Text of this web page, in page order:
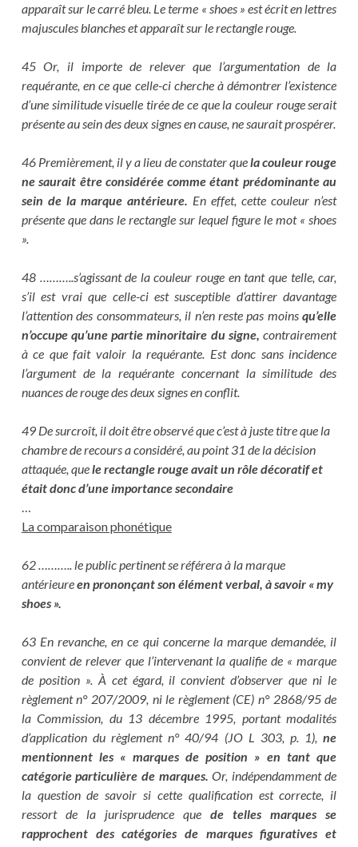
apparaît sur le carré bleu. Le terme « shoes » est écrit en lettres
majuscules blanches et apparaît sur le rectangle rouge.
45 Or, il importe de relever que l’argumentation de la
requérante, en ce que celle-ci cherche à démontrer l’existence
d’une similitude visuelle tirée de ce que la couleur rouge serait
présente au sein des deux signes en cause, ne saurait prospérer.
46 Premièrement, il y a lieu de constater quela couleur rouge
ne saurait être considérée comme étant prédominante au
sein de la marque antérieure. En effet, cette couleur n’est
présente que dans le rectangle sur lequel figure le mot « shoes
».
48 ………..s’agissant de la couleur rouge en tant que telle, car,
s’il est vrai que celle-ci est susceptible d’attirer davantage
l’attention des consommateurs, il n’en reste pas moinsqu’elle
n’occupe qu’une partie minoritaire du signe, contrairement
à ce que fait valoir la requérante. Est donc sans incidence
l’argument de la requérante concernant la similitude des
nuances de rouge des deux signes en conflit.
49 De surcroît, il doit être observé que c’est à juste titre que la
chambre de recours a considéré, au point 31 de la décision
attaquée, quele rectangle rouge avait un rôle décoratif et
était donc d’une importance secondaire
…
La comparaison phonétique
62 ……….. le public pertinent se référera à la marque
antérieureen prononçant son élément verbal, à savoir « my
shoes ».
63 En revanche, en ce qui concerne la marque demandée, il
convient de relever que l’intervenant la qualifie de « marque
de position ». À cet égard, il convient d’observer que ni le
règlement n° 207/2009, ni le règlement (CE) n° 2868/95 de
la Commission, du 13 décembre 1995, portant modalités
d’application du règlement n° 40/94 (JO L 303, p. 1),ne
mentionnent les « marques de position » en tant que
catégorie particulière de marques. Or, indépendamment de
la question de savoir si cette qualification est correcte, il
ressort de la jurisprudence quede telles marques se
rapprochent des catégories de marques figuratives et